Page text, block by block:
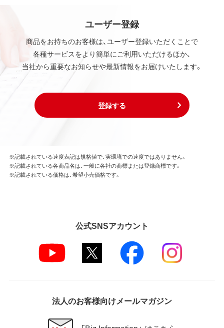
ユーザー登録
商品をお持ちのお客様は、ユーザー登録いただくことで
各種サービスをより簡単にご利用いただけるほか、
当社から重要なお知らせや最新情報をお届けいたします。
登録する
※記載されている速度表記は規格値で、実環境での速度ではありません。
※記載されている各商品名は、一般に各社の商標または登録商標です。
※記載されている価格は、希望小売価格です。
公式SNSアカウント
法人のお客様向けメールマガジン